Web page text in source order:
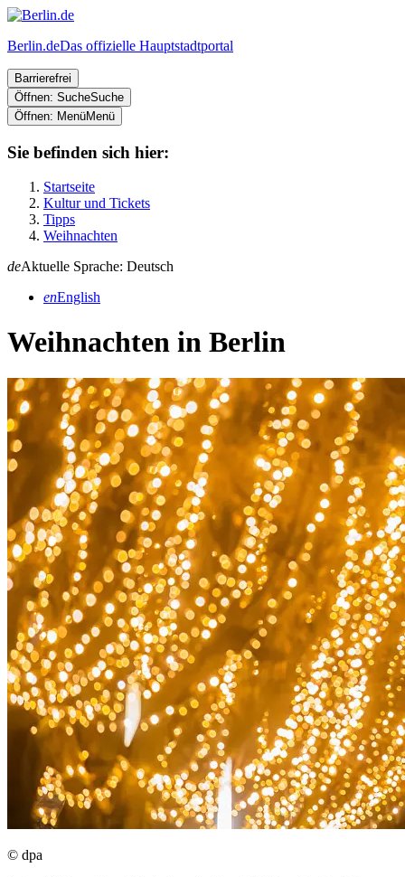
Berlin.deDas offizielle Hauptstadtportal
Barrierefrei
Öffnen: SucheSuche
Öffnen: MenüMenü
Sie befinden sich hier:
Startseite
Kultur und Tickets
Tipps
Weihnachten
deAktuelle Sprache: Deutsch
enEnglish
Weihnachten in Berlin
© dpa